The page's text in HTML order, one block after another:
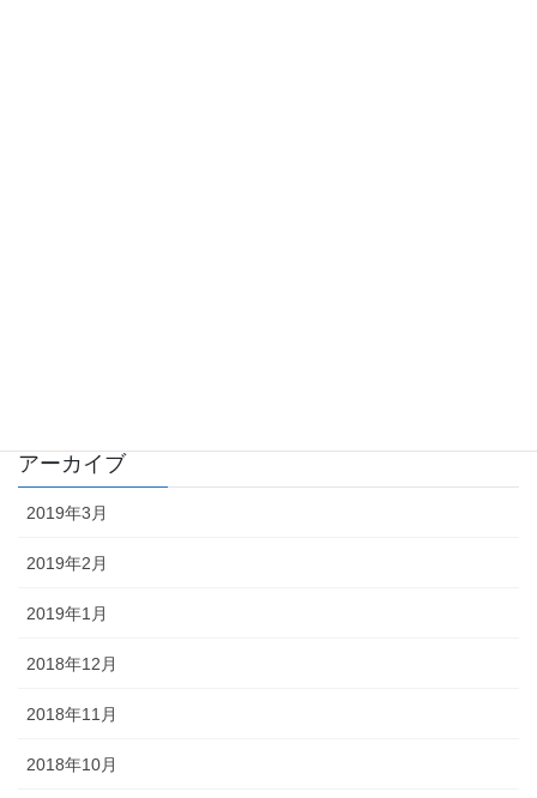
アーカイブ
2019年3月
2019年2月
2019年1月
2018年12月
2018年11月
2018年10月